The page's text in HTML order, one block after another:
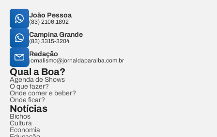
João Pessoa
(83) 2106.1892
Campina Grande
(83) 3315-3204
Redação
jornalismo@jornaldaparaiba.com.br
Qual a Boa?
Agenda de Shows
O que fazer?
Onde comer e beber?
Onde ficar?
Notícias
Bichos
Cultura
Economia